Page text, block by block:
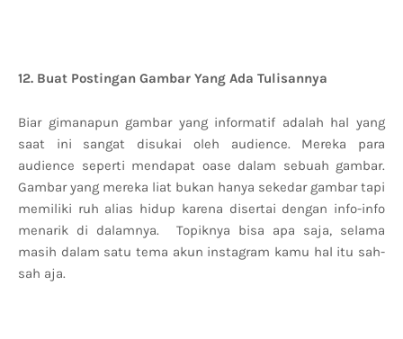
12. Buat Postingan Gambar Yang Ada Tulisannya
Biar gimanapun gambar yang informatif adalah hal yang
saat ini sangat disukai oleh audience. Mereka para
audience seperti mendapat oase dalam sebuah gambar.
Gambar yang mereka liat bukan hanya sekedar gambar tapi
memiliki ruh alias hidup karena disertai dengan info-info
menarik di dalamnya. Topiknya bisa apa saja, selama
masih dalam satu tema akun instagram kamu hal itu sah-
sah aja.